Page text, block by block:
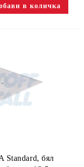
Standard, бял